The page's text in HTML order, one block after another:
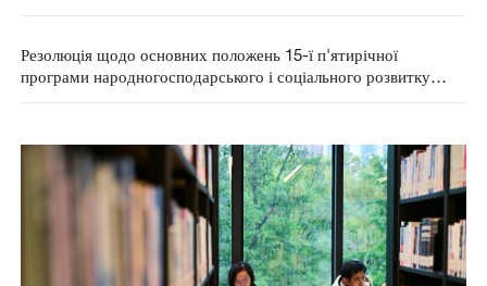
Резолюція щодо основних положень 15-ї п'ятирічної
програми народногосподарського і соціального розвитку